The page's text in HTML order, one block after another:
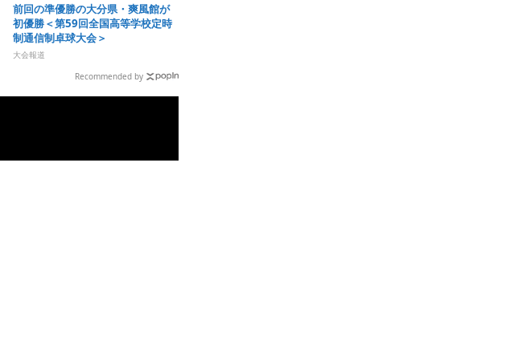
前回の準優勝の大分県・爽風館が
初優勝＜第59回全国高等学校定時
制通信制卓球大会＞
大会報道
Recommended by